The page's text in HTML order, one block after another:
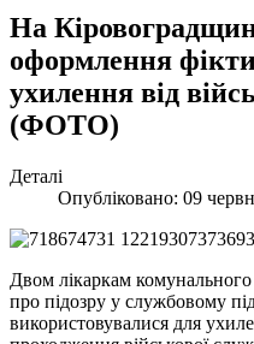
На
оформлення
ухилення від
(ФОТО)
Деталі
Опубліковано: 09
Двом лікаркам
про підозру у службовому
використовувалися для